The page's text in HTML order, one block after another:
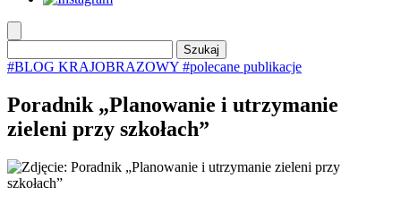
#BLOG KRAJOBRAZOWY #polecane publikacje
Poradnik „Planowanie i utrzymanie
zieleni przy szkołach”